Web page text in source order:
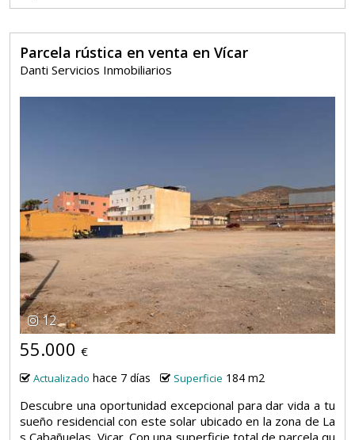
Parcela rústica en venta en Vícar
Danti Servicios Inmobiliarios
12
55.000 €
Actualizado hace 7 días Superficie 184 m2
Descubre una oportunidad excepcional para dar vida a tu
sueño residencial con este solar ubicado en la zona de La